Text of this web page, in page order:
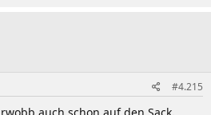
#4.215